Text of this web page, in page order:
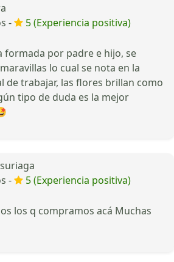
-
5 (Experiencia positiva)
formada por padre e hijo, se
lo cual se nota en la
de trabajar, las flores brillan como
tipo de duda es la mejor
-
5 (Experiencia positiva)
los q compramos acá Muchas